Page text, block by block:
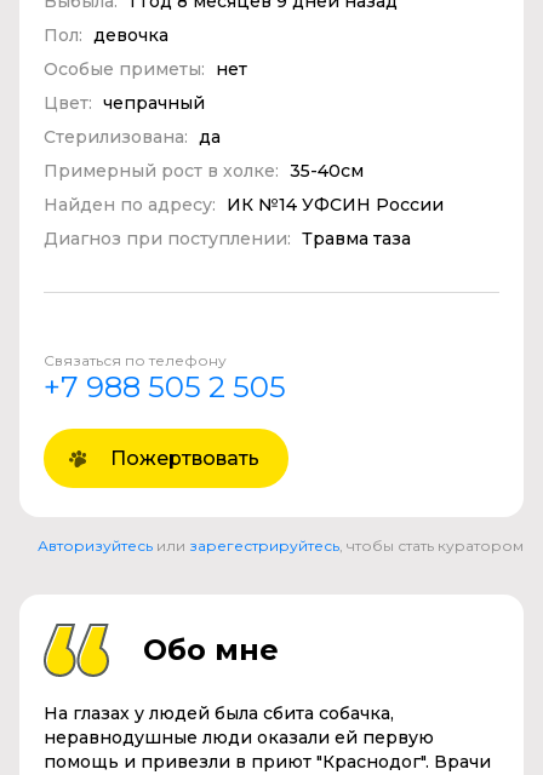
Пол: девочка
Особые приметы:
нет
Цвет: чепрачный
Стерилизована: да
Примерный рост в холке: 35-40см
Найден по адресу:
ИК №14 УФСИН России
Диагноз при поступлении: Травма таза
Связаться по телефону
+7 988 505 2 505
Пожертвовать
Авторизуйтесь или зарегестрируйтесь , чтобы стать куратором
Обо мне
На глазах у людей была сбита собачка,
неравнодушные люди оказали ей первую
помощь и привезли в приют "Краснодог". Врачи